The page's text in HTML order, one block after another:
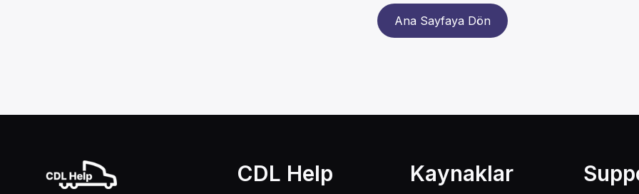
Ana Sayfaya Dön
CDL Help Kaynaklar